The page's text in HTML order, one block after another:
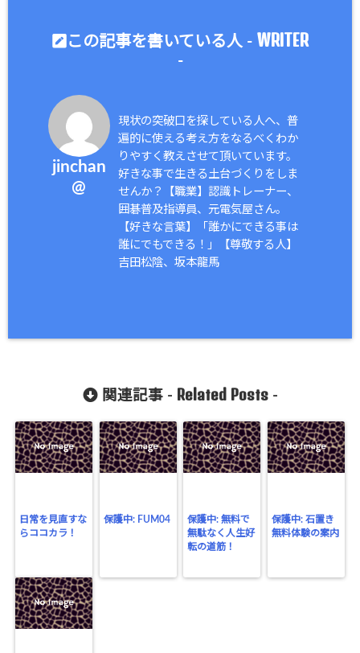
この記事を書いている人 - WRITER
-
jinchan
@
現状の突破口を探している人へ、普
遍的に使える考え方をなるべくわか
りやすく教えさせて頂いています。
好きな事で生きる土台づくりをしま
せんか？【職業】認識トレーナー、
囲碁普及指導員、元電気屋さん。
【好きな言葉】「誰かにできる事は
誰にでもできる！」【尊敬する人】
吉田松陰、坂本龍馬
関連記事 - Related Posts-
日常を見直すな
らココカラ！
保護中: FUM04
保護中: 無料で
無駄なく人生好
転の道筋！
保護中: 石置き
無料体験の案内